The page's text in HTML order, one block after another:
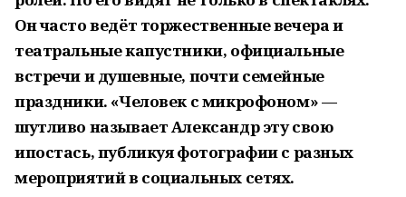
Он часто ведёт торжественные вечера и
театральные капустники, официальные
встречи и душевные, почти семейные
праздники. «Человек с микрофоном» —
шутливо называет Александр эту свою
ипостась, публикуя фотографии с разных
мероприятий в социальных сетях.